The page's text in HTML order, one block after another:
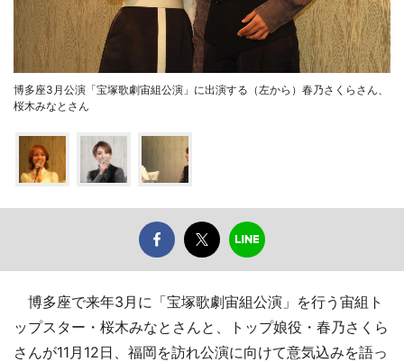
博多座3月公演「宝塚歌劇宙組公演」に出演する（左から）春乃さくらさん、
桜木みなとさん
博多座で来年3月に「宝塚歌劇宙組公演」を行う宙組ト
ップスター・桜木みなとさんと、トップ娘役・春乃さくら
さんが11月12日、福岡を訪れ公演に向けて意気込みを語っ